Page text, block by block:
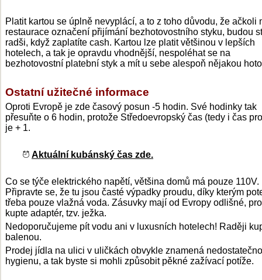
Platit kartou se úplně nevyplácí, a to z toho důvodu, že ačkoli
restaurace označení přijímání bezhotovostního styku, budou
radši, když zaplatíte cash. Kartou lze platit většinou v lepších
hotelech, a tak je opravdu vhodnější, nespoléhat se na
bezhotovostní platební styk a mít u sebe alespoň nějakou
Ostatní užitečné informace
Oproti Evropě je zde časový posun -5 hodin. Své hodinky tak
přesuňte o 6 hodin, protože Středoevropský čas (tedy i čas
je + 1.
Aktuální kubánský čas zde.
Co se týče elektrického napětí, většina domů má pouze 110V.
Připravte se, že tu jsou časté výpadky proudu, díky kterým
třeba pouze vlažná voda. Zásuvky mají od Evropy odlišné,
kupte adaptér, tzv. ježka.
Nedoporučujeme pít vodu ani v luxusních hotelech! Raději
balenou.
Prodej jídla na ulici v uličkách obvykle znamená
hygienu, a tak byste si mohli způsobit pěkné zažívací potíže.